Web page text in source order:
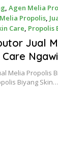
, Agen Melia
Propolis,
Care, Propolis
Jual
Ngawi
Melia Propolis
Biyang Skin…